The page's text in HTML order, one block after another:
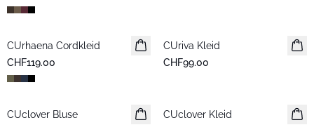
Neuheiten
CUrhaena Cordkleid
CHF119.00
Neuheiten
CUriva Kleid
CHF99.00
Neuheiten
CUclover Bluse
Neuheiten
CUclover Kleid